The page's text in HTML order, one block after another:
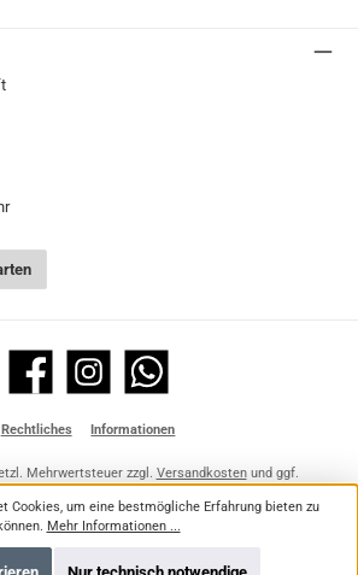
Facebook Instagram WhatsApp
Rechtliches Informationen
Mehrwertsteuer zzgl. Versandkostenund ggf.
Cookies, um eine bestmögliche Erfahrung bieten zu
Mehr Informationen ...